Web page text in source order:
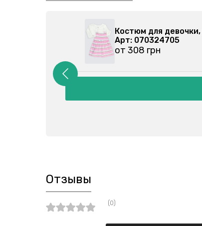
Костюм для
Арт: 070324705
от 308 грн
Отзывы
(0)